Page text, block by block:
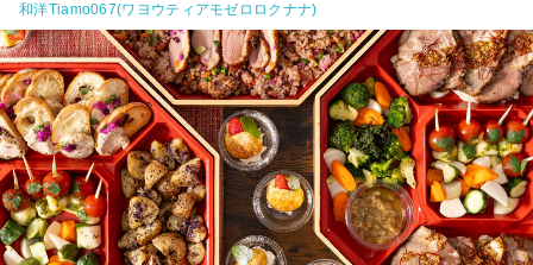
和洋Tiamo067(ワヨウティアモゼロロクナナ)